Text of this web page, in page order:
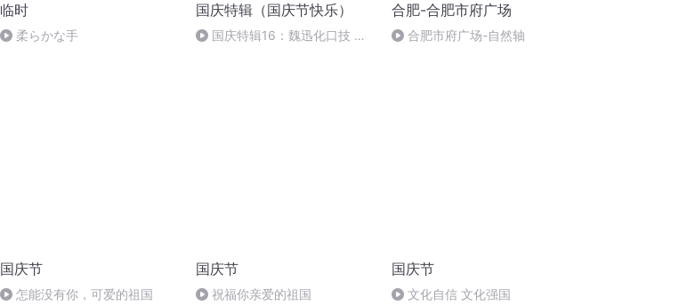
临时
柔らかな手
国庆特辑（国庆节快乐）
国庆特辑16：魏迅化口技 二
合肥-合肥市府广场
合肥市府广场-自然轴
国庆节
怎能没有你，可爱的祖国
国庆节
祝福你亲爱的祖国
国庆节
文化自信 文化强国